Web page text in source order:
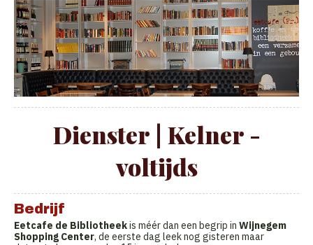
Dienster | Kelner -
voltijds
Bedrijf
Eetcafe de Bibliotheekis méér dan een begrip in Wijnegem
Shopping Center, de eerste dag leek nog gisteren maar